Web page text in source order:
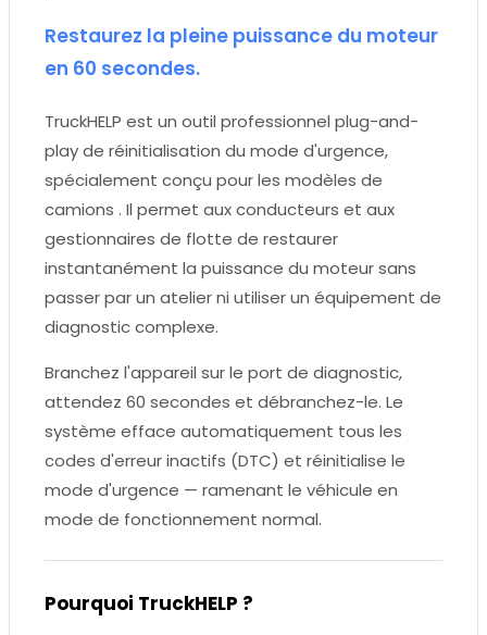
Restaurez la pleine puissance du moteur
en 60 secondes.
TruckHELP est un outil professionnel plug-and-
play de réinitialisation du mode d'urgence,
spécialement conçu pour les modèles de
camions . Il permet aux conducteurs et aux
gestionnaires de flotte de restaurer
instantanément la puissance du moteur sans
passer par un atelier ni utiliser un équipement de
diagnostic complexe.
Branchez l'appareil sur le port de diagnostic,
attendez 60 secondes et débranchez-le. Le
système efface automatiquement tous les
codes d'erreur inactifs (DTC) et réinitialise le
mode d'urgence — ramenant le véhicule en
mode de fonctionnement normal.
Pourquoi TruckHELP ?